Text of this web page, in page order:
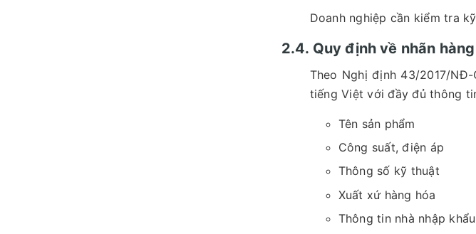
Doanh nghiệp cần kiểm tra
2.4. Quy định về nhãn
Theo Nghị định 43/2017/
tiếng Việt với đầy đủ thông
Tên sản phẩm
Công suất, điện áp
Thông số kỹ thuật
Xuất xứ hàng hóa
Thông tin nhà nhập khẩu